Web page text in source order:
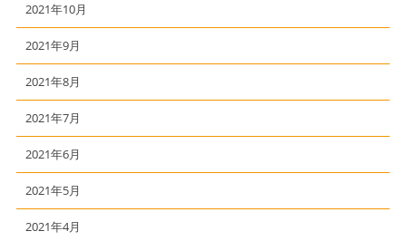
2021年10月
2021年9月
2021年8月
2021年7月
2021年6月
2021年5月
2021年4月